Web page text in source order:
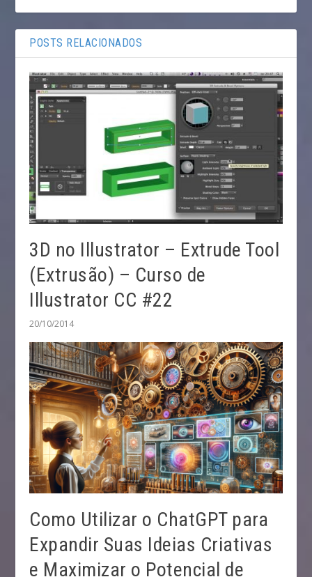
POSTS RELACIONADOS
3D no Illustrator – Extrude Tool
(Extrusão) – Curso de
Illustrator CC #22
20/10/2014
Como Utilizar o ChatGPT para
Expandir Suas Ideias Criativas
e Maximizar o Potencial de